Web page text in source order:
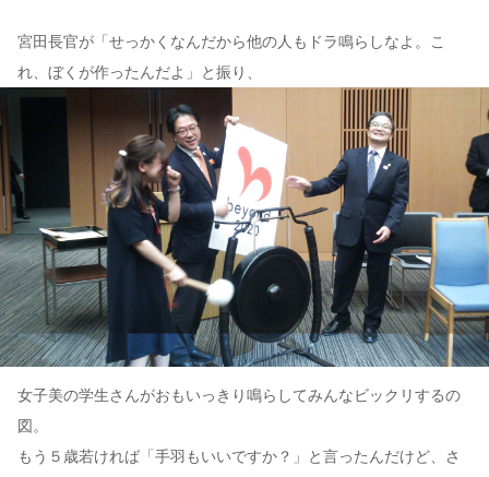
宮田長官が「せっかくなんだから他の人もドラ鳴らしなよ。こ
れ、ぼくが作ったんだよ」と振り、
女子美の学生さんがおもいっきり鳴らしてみんなビックリするの
図。
もう５歳若ければ「手羽もいいですか？」と言ったんだけど、さ